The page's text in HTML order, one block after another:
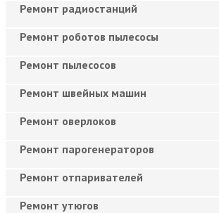
Ремонт радиостанций
Ремонт роботов пылесосы
Ремонт пылесосов
Ремонт швейных машин
Ремонт оверлоков
Ремонт парогенераторов
Ремонт отпаривателей
Ремонт утюгов